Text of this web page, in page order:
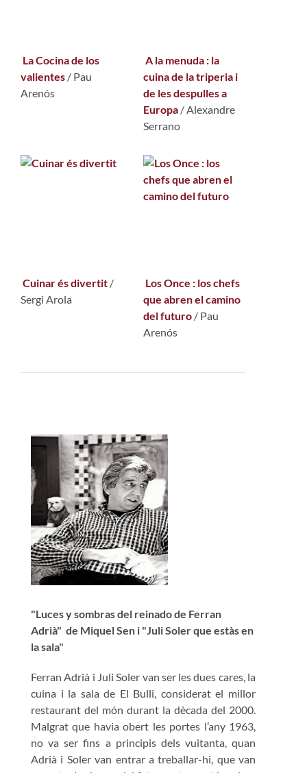
La Cocina de los
valientes / Pau
Arenós
A la menuda : la
cuina de la triperia i
de les despulles a
Europa /Alexandre
Serrano
Cuinar és divertit /
Sergi Arola
Los Once : los chefs
que abren el camino
del futuro / Pau
Arenós
"Luces y sombras del reinado de Ferran
Adrià" de Miquel Sen i "Juli Soler que estàs en
la sala"
Ferran Adrià i Juli Soler van ser les dues cares, la
cuina i la sala de El Bulli, considerat el millor
restaurant del món durant la dècada del 2000.
Malgrat que havia obert les portes l’any 1963,
no va ser fins a principis dels vuitanta, quan
Adrià i Soler van entrar a treballar-hi, que van